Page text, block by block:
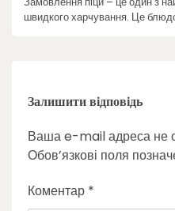
швидкого харчування. Це
Залишити відповідь
Ваша e-mail адреса не
Обов’язкові поля
Коментар *